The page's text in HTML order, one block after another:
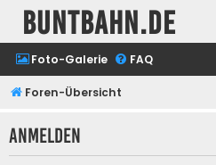
buntbahn.de
Foto-Galerie FAQ
Foren-Übersicht
Anmelden